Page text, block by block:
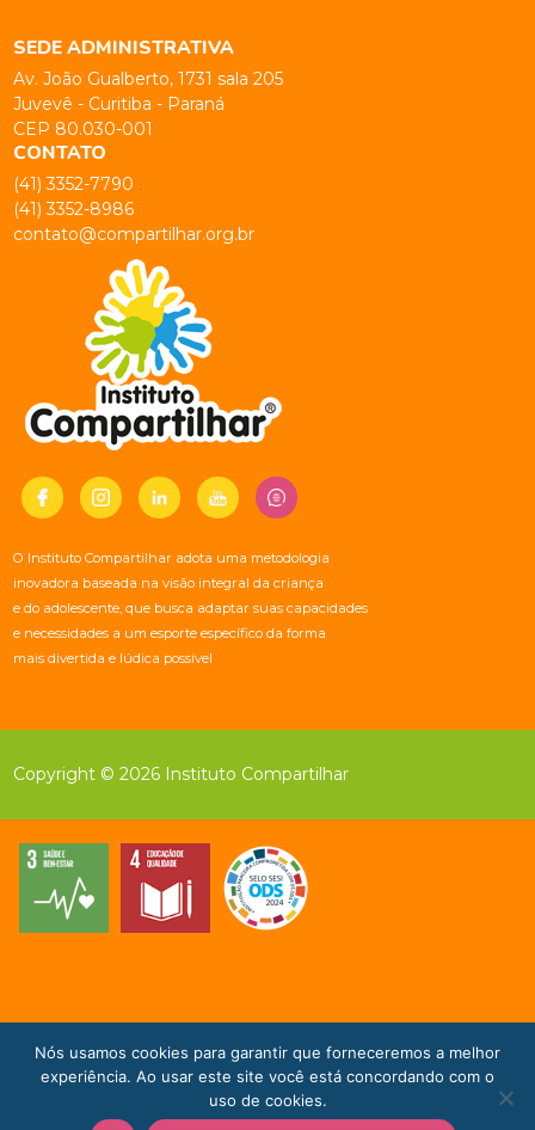
SEDE ADMINISTRATIVA
Av. João Gualberto, 1731 sala 205
Juvevê - Curitiba - Paraná
CEP 80.030-001
CONTATO
(41) 3352-7790
(41) 3352-8986
contato@compartilhar.org.br
O Instituto Compartilhar adota uma metodologia
inovadora baseada na visão integral da criança
e do adolescente, que busca adaptar suas capacidades
e necessidades a um esporte específico da forma
mais divertida e lúdica possível
Copyright © 2026 Instituto Compartilhar
Doe Agora!
Nós usamos cookies para garantir que forneceremos a melhor
experiência. Ao usar este site você está concordando com o
uso de cookies.